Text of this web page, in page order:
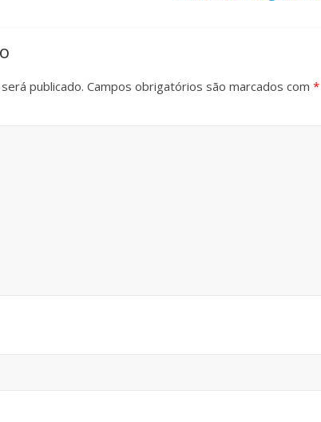
publicado. Campos obrigatórios são marcados com *